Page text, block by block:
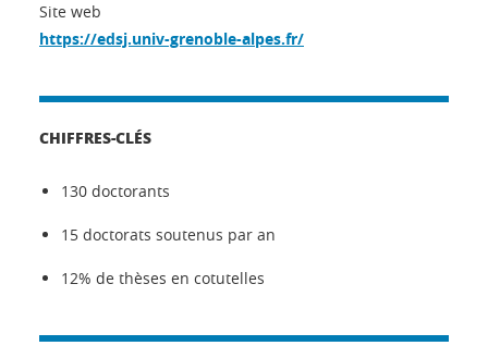
Site web
https://edsj.univ-grenoble-alpes.fr/
CHIFFRES-CLÉS
130 doctorants
15 doctorats soutenus par an
12% de thèses en cotutelles